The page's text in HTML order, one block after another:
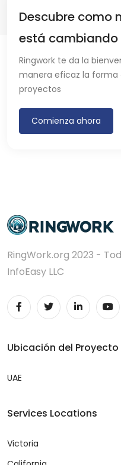
Descubre como
está cambiando
Ringwork te da la
manera eficaz la forma
proyectos
Comienza ahora
RingWork.org 2023 -
InfoEasy LLC
Ubicación del Proyecto
UAE
Services Locations
Victoria